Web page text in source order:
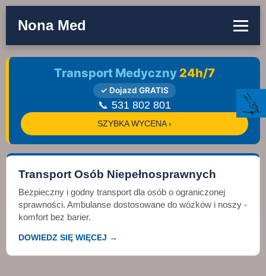
Nona Med
Transport Medyczny 24h/7
✓ Dojazd GRATIS
📞 531 802 801
SZYBKA WYCENA ›
Transport Osób Niepełnosprawnych
Bezpieczny i godny transport dla osób o ograniczonej
sprawności. Ambulanse dostosowane do wózków i noszy -
komfort bez barier.
DOWIEDZ SIĘ WIĘCEJ →